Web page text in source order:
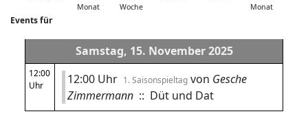
Monat
Woche
Monat
Events für
Samstag, 15. November 2025
12:00
Uhr
12:00 Uhr 1. Saisonspieltag von Gesche
Zimmermann :: Düt und Dat